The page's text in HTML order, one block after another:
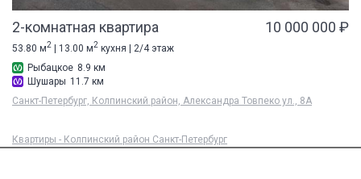
2-комнатная квартира 10 000 000 ₽
53.80 м2 | 13.00 м2 кухня | 2/4 этаж
Рыбацкое 8.9 км
Шушары 11.7 км
Санкт-Петербург, Колпинский район, Александра Товпеко ул., 8А
Квартиры - Колпинский район Санкт-Петербург